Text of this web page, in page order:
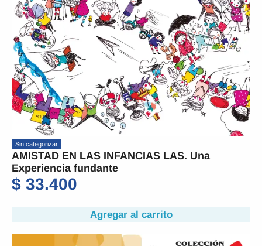
Sin categorizar
AMISTAD EN LAS INFANCIAS LAS. Una
Experiencia fundante
$ 33.400
Agregar al carrito